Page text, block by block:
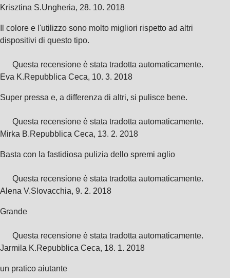
Krisztina S.Ungheria, 28. 10. 2018
Il colore e l'utilizzo sono molto migliori rispetto ad altri
dispositivi di questo tipo.
Questa recensione è stata tradotta automaticamente.
Eva K.Repubblica Ceca, 10. 3. 2018
Super pressa e, a differenza di altri, si pulisce bene.
Questa recensione è stata tradotta automaticamente.
Mirka B.Repubblica Ceca, 13. 2. 2018
Basta con la fastidiosa pulizia dello spremi aglio
Questa recensione è stata tradotta automaticamente.
Alena V.Slovacchia, 9. 2. 2018
Grande
Questa recensione è stata tradotta automaticamente.
Jarmila K.Repubblica Ceca, 18. 1. 2018
un pratico aiutante